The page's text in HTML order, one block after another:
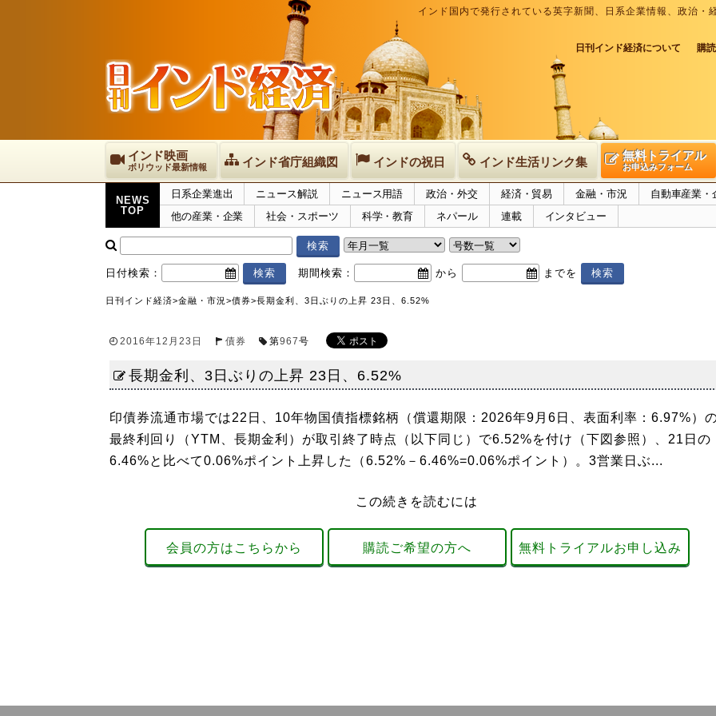
インド国内で発行されている英字新聞、日系企業情報、政治
日刊インド経済について 購
インド映画
ボリウッド最新情報 インド省庁組織図 インドの祝日 インド生活リンク集 無料トライアル
お申込みフォーム
NEWS
TOP
日系企業進出 ニュース解説 ニュース用語 政治・外交 経済・貿易 金融・市況
自動車産業・
他の産業・企業
社会・スポーツ 科学・教育 ネパール 連載 インタビュー
日付検索： 期間検索： から までを
日刊インド経済>金融・市況 >債券>長期金利、3日ぶりの上昇 23日、6.52%
2016年12月23日 債券 第967号
長期金利、3日ぶりの上昇 23日、6.52%
印債券流通市場では22日、10年物国債指標銘柄（償還期限：2026年9月6日、表面利率：6.97%）
最終利回り（YTM、長期金利）が取引終了時点（以下同じ）で6.52%を付け（下図参照）、21日の
6.46%と比べて0.06%ポイント上昇した（6.52%－6.46%=0.06%ポイント）。3営業日ぶ...
この続きを読むには
会員の方はこちらから 購読ご希望の方へ 無料トライアルお申し込み